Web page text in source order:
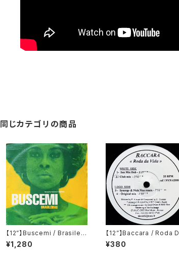
同じカテゴリの商品
【12”】Buscemi / Brasileir
as (Downsall Plastics)
(DSL 042)
¥1,280
【12”】Baccara / Roda
Vida (Nice Music)
63000)
¥380